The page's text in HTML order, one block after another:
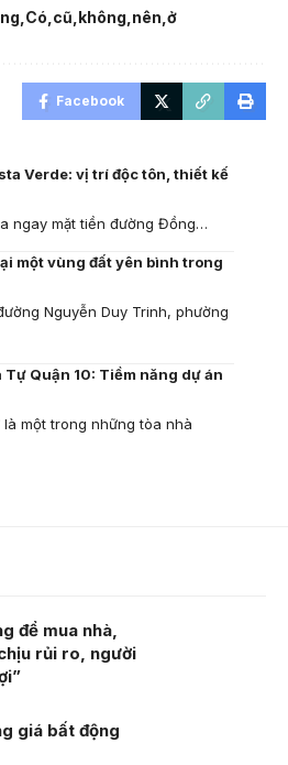
Có cũ không nên ở
Facebook
Verde: vị trí độc tôn, thiết kế
ngay mặt tiền đường Đồng…
một vùng đất yên bình trong
Nguyễn Duy Trinh, phường
Tự Quận 10: Tiềm năng dự án
một trong những tòa nhà
để mua nhà,
rủi ro, người
giá bất động